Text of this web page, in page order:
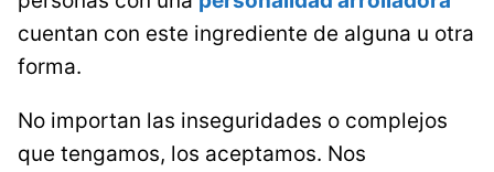
cuentan con este ingrediente de alguna u otra
forma.
No importan las inseguridades o complejos
que tengamos, los aceptamos. Nos